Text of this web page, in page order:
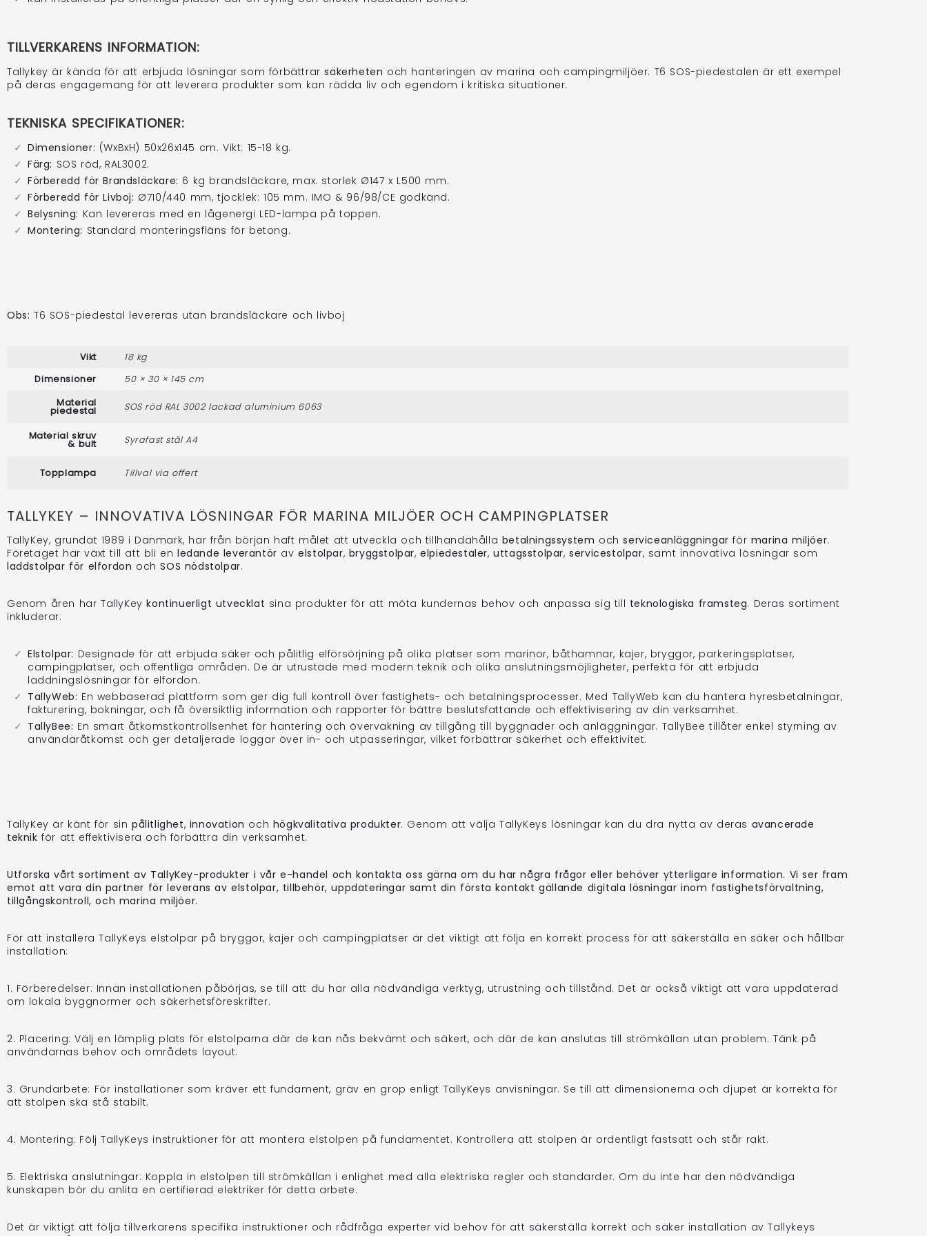
TILLVERKARENS INFORMATION:
Tallykey är kända för att erbjuda lösningar som förbättrarsäkerheten och hanteringen av marina och campingmiljöer. T6 SOS-piedestalen är ett exempel
på deras engagemang för att leverera produkter som kan rädda liv och egendom i kritiska situationer.
TEKNISKA SPECIFIKATIONER:
Dimensioner: (WxBxH) 50x26x145 cm. Vikt: 15-18 kg.
Färg: SOS röd, RAL3002.
Förberedd för Brandsläckare: 6 kg brandsläckare, max. storlek Ø147 x L500 mm.
Förberedd för Livboj: Ø710/440 mm, tjocklek: 105 mm. IMO & 96/98/CE godkänd.
Belysning: Kan levereras med en lågenergi LED-lampa på toppen.
Montering: Standard monteringsfläns för betong.
Obs: T6 SOS-piedestal levereras utan brandsläckare och livboj
Vikt
18 kg
Dimensioner
50 × 30 × 145 cm
Material
piedestal SOS röd RAL 3002 lackad aluminium 6063
Material skruv
& bult Syrafast stål A4
Topplampa Tillval via offert
TALLYKEY – INNOVATIVA LÖSNINGAR FÖR MARINA MILJÖER OCH CAMPINGPLATSER
TallyKey, grundat 1989 i Danmark, har från början haft målet att utveckla och tillhandahålla betalningssystem ochserviceanläggningar för marina miljöer.
Företaget har växt till att bli enledande leverantör avelstolpar, bryggstolpar,elpiedestaler,uttagsstolpar,servicestolpar, samt innovativa lösningar som
laddstolpar för elfordon ochSOS nödstolpar.
Genom åren har TallyKeykontinuerligt utvecklat sina produkter för att möta kundernas behov och anpassa sig till teknologiska framsteg. Deras sortiment
inkluderar:
Elstolpar: Designade för att erbjuda säker och pålitlig elförsörjning på olika platser som marinor, båthamnar, kajer, bryggor, parkeringsplatser,
campingplatser, och offentliga områden. De är utrustade med modern teknik och olika anslutningsmöjligheter, perfekta för att erbjuda
laddningslösningar för elfordon.
TallyWeb: En webbaserad plattform som ger dig full kontroll över fastighets- och betalningsprocesser. Med TallyWeb kan du hantera hyresbetalningar,
fakturering, bokningar, och få översiktlig information och rapporter för bättre beslutsfattande och effektivisering av din verksamhet.
TallyBee: En smart åtkomstkontrollsenhet för hantering och övervakning av tillgång till byggnader och anläggningar. TallyBee tillåter enkel styrning av
användaråtkomst och ger detaljerade loggar över in- och utpasseringar, vilket förbättrar säkerhet och effektivitet.
TallyKey är känt för sin pålitlighet, innovation och högkvalitativa produkter. Genom att välja TallyKeys lösningar kan du dra nytta av deras avancerade
teknik för att effektivisera och förbättra din verksamhet.
Utforska vårt sortiment av TallyKey-produkter i vår e-handel och kontakta oss gärna om du har några frågor eller behöver ytterligare information. Vi ser fram
emot att vara din partner för leverans av elstolpar, tillbehör, uppdateringar samt din första kontakt gällande digitala lösningar inom fastighetsförvaltning,
tillgångskontroll, och marina miljöer.
För att installera TallyKeys elstolpar på bryggor, kajer och campingplatser är det viktigt att följa en korrekt process för att säkerställa en säker och hållbar
installation:
1. Förberedelser: Innan installationen påbörjas, se till att du har alla nödvändiga verktyg, utrustning och tillstånd. Det är också viktigt att vara uppdaterad
om lokala byggnormer och säkerhetsföreskrifter.
2. Placering: Välj en lämplig plats för elstolparna där de kan nås bekvämt och säkert, och där de kan anslutas till strömkällan utan problem. Tänk på
användarnas behov och områdets layout.
3. Grundarbete: För installationer som kräver ett fundament, gräv en grop enligt TallyKeys anvisningar. Se till att dimensionerna och djupet är korrekta för
att stolpen ska stå stabilt.
4. Montering: Följ TallyKeys instruktioner för att montera elstolpen på fundamentet. Kontrollera att stolpen är ordentligt fastsatt och står rakt.
5. Elektriska anslutningar: Koppla in elstolpen till strömkällan i enlighet med alla elektriska regler och standarder. Om du inte har den nödvändiga
kunskapen bör du anlita en certifierad elektriker för detta arbete.
Det är viktigt att följa tillverkarens specifika instruktioner och rådfråga experter vid behov för att säkerställa korrekt och säker installation av Tallykeys